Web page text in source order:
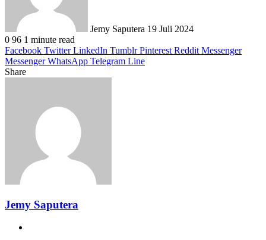
Jemy Saputera 19 Juli 2024
0 96 1 minute read
Facebook Twitter LinkedIn Tumblr Pinterest Reddit Messenger
Messenger WhatsApp Telegram Line
Share
Jemy Saputera